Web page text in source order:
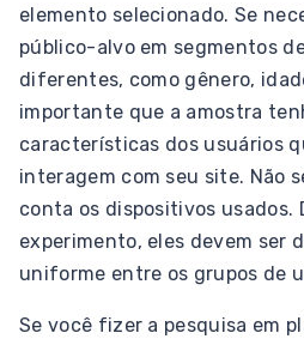
elemento selecionado. Se
público-alvo em segmentos
diferentes, como gênero,
importante que a amostra
características dos usuários
interagem com seu site. Não
conta os dispositivos usados.
experimento, eles devem ser
uniforme entre os grupos de
Se você fizer a pesquisa em